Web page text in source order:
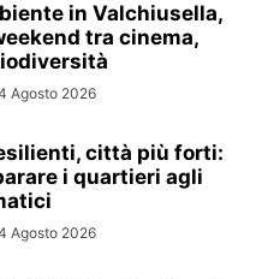
in Valchiusella,
tra cinema,
Agosto 2026
città più forti:
i quartieri agli
Agosto 2026